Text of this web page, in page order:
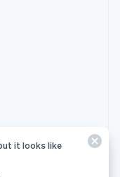
it looks like